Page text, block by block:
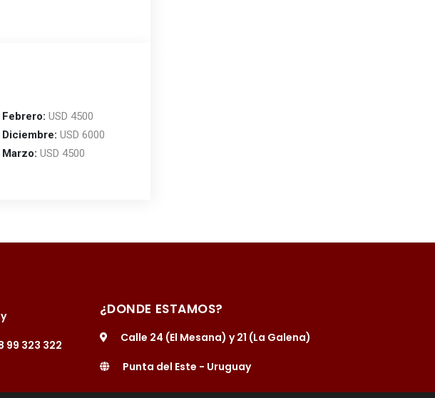
Febrero: USD 4500
Diciembre: USD 6000
Marzo: USD 4500
99 323 322
¿DONDE ESTAMOS?
Calle 24 (El Mesana) y 21 (La Galena)
Punta del Este - Uruguay